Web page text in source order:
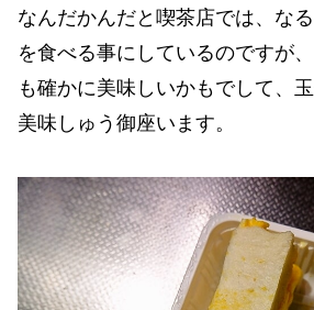
なんだかんだと喫茶店では、な
を食べる事にしているのですが
も確かに美味しいかもでして、
美味しゅう御座います。